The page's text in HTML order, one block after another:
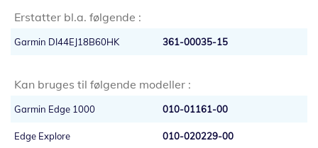
Erstatter bl.a. følgende :
Garmin DI44EJ18B60HK 361-00035-15
Kan bruges til følgende modeller :
Garmin Edge 1000 010-01161-00
Edge Explore 010-020229-00